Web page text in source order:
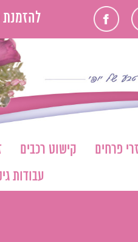
פייסבוק
פרחים קישוט רכבים
עבודות